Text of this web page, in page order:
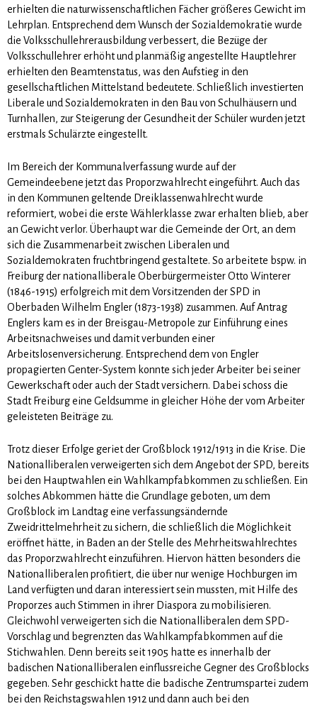
erhielten die naturwissenschaftlichen Fä­cher größeres Gewicht im
Lehrplan. Entsprechend dem Wunsch der Sozialdemokratie wurde
die Volksschullehrerausbildung verbessert, die Bezüge der
Volksschullehrer erhöht und planmäßig angestellte Hauptlehrer
erhielten den Beamtenstatus, was den Aufstieg in den
gesellschaftlichen Mittelstand bedeutete. Schließlich investierten
Liberale und Sozialdemokraten in den Bau von Schulhäusern und
Turnhallen, zur Steigerung der Gesundheit der Schüler wurden jetzt
erstmals Schulärzte eingestellt.
Im Bereich der Kommunalverfassung wurde auf der
Gemeindeebene jetzt das Proporzwahlrecht eingeführt. Auch das
in den Kommunen geltende Dreiklas­sen­wahlrecht wurde
reformiert, wobei die erste Wählerklasse zwar erhalten blieb, aber
an Gewicht verlor. Überhaupt war die Gemeinde der Ort, an dem
sich die Zusammenarbeit zwischen Liberalen und
Sozialdemokraten fruchtbringend gestaltete. So arbeitete bspw. in
Freiburg der nationalliberale Oberbürgermeister Otto Winterer
(1846-1915) erfolgreich mit dem Vorsitzenden der SPD in
Oberbaden Wilhelm Engler (1873-1938) zusammen. Auf Antrag
Englers kam es in der Breisgau-Metropole zur Einführung eines
Arbeitsnachweises und damit verbunden einer
Arbeitslosenversicherung. Entsprechend dem von Engler
propagierten Genter-System konnte sich jeder Arbeiter bei seiner
Gewerkschaft oder auch der Stadt versichern. Dabei schoss die
Stadt Freiburg eine Geldsumme in gleicher Höhe der vom Arbeiter
geleisteten Beiträge zu.
Trotz dieser Erfolge geriet der Großblock 1912/1913 in die Krise. Die
Nationalliberalen verweigerten sich dem Angebot der SPD, bereits
bei den Hauptwahlen ein Wahlkampfabkommen zu schließen. Ein
solches Abkommen hätte die Grundlage geboten, um dem
Großblock im Landtag eine verfassungsändernde
Zweidrittelmehrheit zu sichern, die schließlich die Möglichkeit
eröffnet hätte, in Baden an der Stelle des Mehrheitswahlrechtes
das Proporzwahlrecht einzuführen. Hiervon hätten besonders die
Nationalliberalen profitiert, die über nur wenige Hochburgen im
Land verfügten und daran interessiert sein mussten, mit Hilfe des
Proporzes auch Stimmen in ihrer Diaspora zu mobilisieren.
Gleichwohl verweigerten sich die Nationalliberalen dem SPD-
Vorschlag und begrenzten das Wahlkampfabkommen auf die
Stichwahlen. Denn bereits seit 1905 hatte es innerhalb der
badischen Nationalliberalen einflussreiche Gegner des Großblocks
gegeben. Sehr geschickt hatte die badische Zentrumspartei zudem
bei den Reichstagswahlen 1912 und dann auch bei den